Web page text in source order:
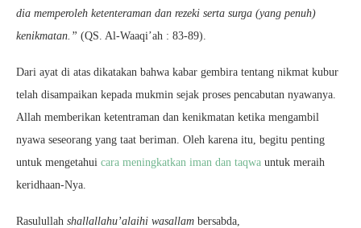
dia memperoleh ketenteraman dan rezeki serta surga (yang penuh)
kenikmatan.” (QS. Al-Waaqi’ah : 83-89).
Dari ayat di atas dikatakan bahwa kabar gembira tentang nikmat kubur
telah disampaikan kepada mukmin sejak proses pencabutan nyawanya.
Allah memberikan ketentraman dan kenikmatan ketika mengambil
nyawa seseorang yang taat beriman. Oleh karena itu, begitu penting
untuk mengetahui cara meningkatkan iman dan taqwa untuk meraih
keridhaan-Nya.
Rasulullah shallallahu’alaihi wasallam bersabda,